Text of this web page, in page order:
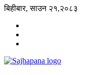
बिहीबार, साउन २१,२०८३